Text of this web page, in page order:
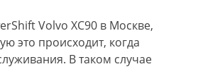
Volvo XC90 в Москве,
это происходит, когда
В таком случае